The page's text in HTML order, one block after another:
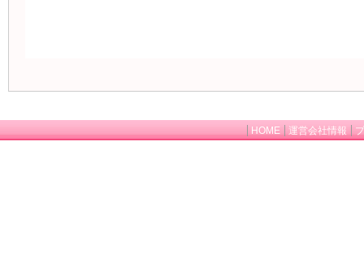
HOME 運営会社情報